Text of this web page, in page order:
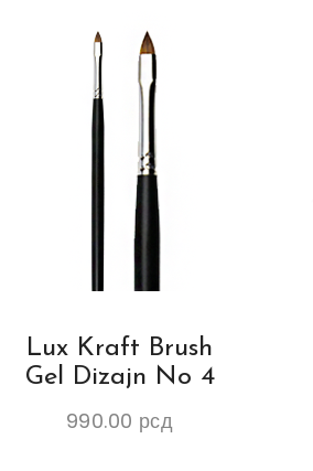
Lux Kraft Brush
Gel Dizajn No 4
990.00 рсд